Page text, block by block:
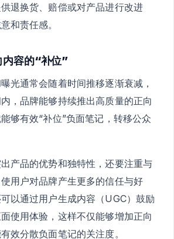
退换货、赔偿或对产品进行改进
和责任感。
内容的“补位”
光通常会随着时间推移逐渐衰减，
，品牌能够持续推出高质量的正向
够有效“补位”负面笔记，转移公众
产品的优势和独特性，还要注重与
用户对品牌产生更多的信任与好
以通过用户生成内容（UGC）鼓励
使用体验，这样不仅能够增加正向
效分散负面笔记的关注度。